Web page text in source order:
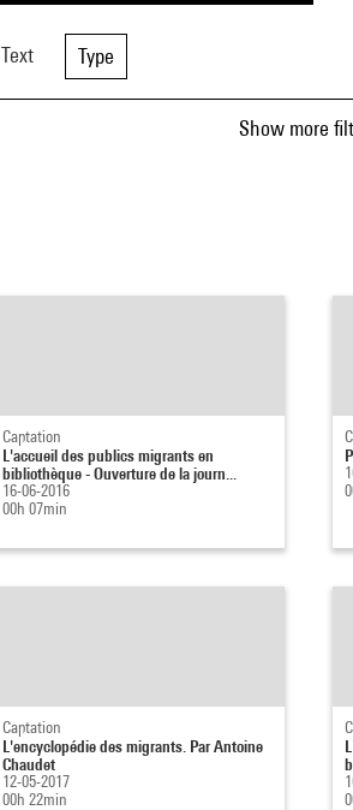
Text Type
Show more
Captation
L'accueil des publics migrants en
bibliothèque - Ouverture de la journ...
16-06-2016
00h 07min
Captation
L'encyclopédie des migrants. Par Antoine
Chaudet
12-05-2017
00h 22min